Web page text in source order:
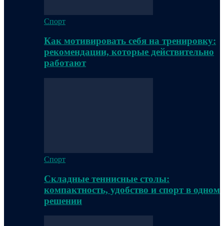
Спорт
Как мотивировать себя на тренировку:
рекомендации, которые действительно
работают
Спорт
Складные теннисные столы:
компактность, удобство и спорт в одном
решении